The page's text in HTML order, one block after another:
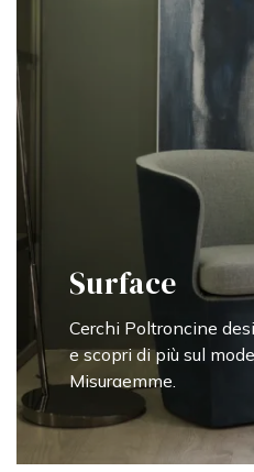
Surface
Cerchi Poltroncine
e scopri di più sul
Misuraemme.